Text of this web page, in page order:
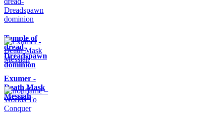
Temple of
dread-
Dreadspawn
dominion
Exumer -
Death Mask
Messiah